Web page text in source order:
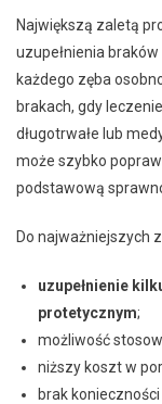
Największą zaletą
uzupełnienia
każdego zęba
brakach, gdy
długotrwałe lub
może szybko
podstawową
Do najważniejszych
uzupełnienie
protetycznym;
możliwość
niższy koszt w
brak